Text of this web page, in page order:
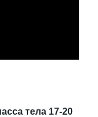
тела 17-20